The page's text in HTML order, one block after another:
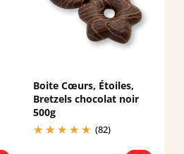
Boite Cœurs, Étoiles,
Bretzels chocolat noir
500g
(82)